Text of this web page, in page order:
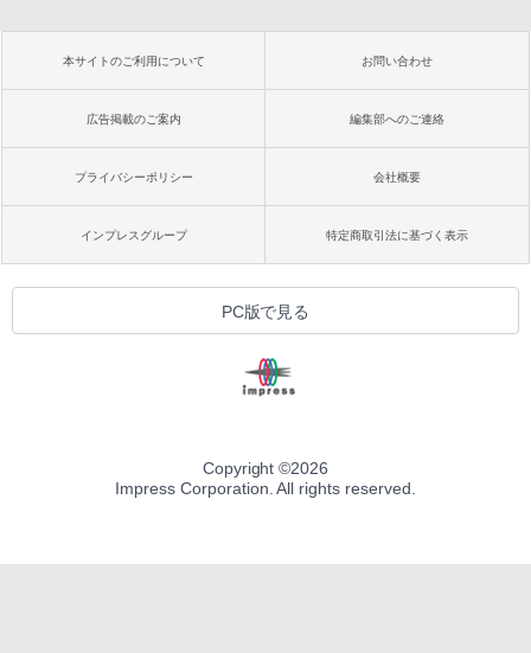
本サイトのご利用について お問い合わせ
広告掲載のご案内 編集部へのご連絡
プライバシーポリシー 会社概要
インプレスグループ 特定商取引法に基づく表示
PC版で見る
Copyright ©2026
Impress Corporation. All rights reserved.